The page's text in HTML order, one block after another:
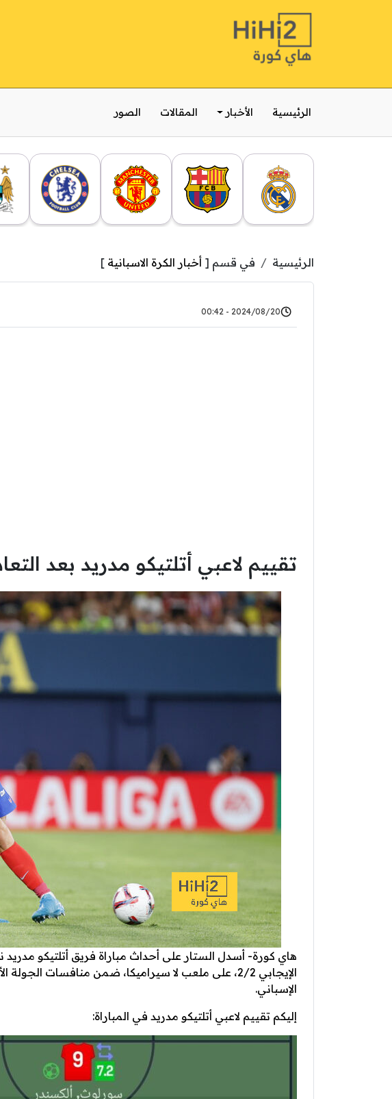
الرئيسية الأخبار المقالات الصور
الرئيسية في قسم [ أخبار الكرة الاسبانية ]
2024/08/20 - 00:42
تقييم لاعبي أتلتيكو مدريد بعد
هاي كورة- أسدل الستار على أحداث مباراة فريق أتلتيكو مدريد
الإيجابي 2/2، على ملعب لا سيراميكا، ضمن منافسات
الإسباني.
إليكم تقييم لاعبي أتلتيكو مدريد في المباراة: